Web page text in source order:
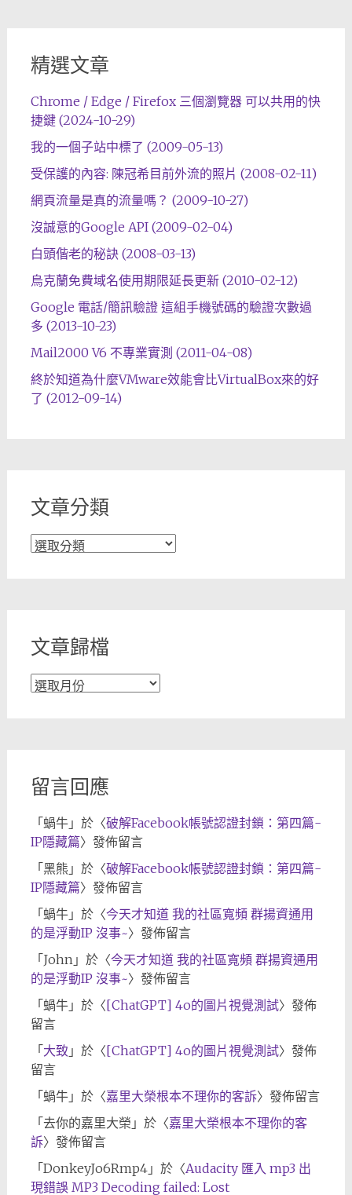
精選文章
Chrome / Edge / Firefox 三個瀏覽器 可以共用的快
捷鍵 (2024-10-29)
我的一個子站中標了 (2009-05-13)
受保護的內容: 陳冠希目前外流的照片 (2008-02-11)
網頁流量是真的流量嗎？ (2009-10-27)
沒誠意的Google API (2009-02-04)
白頭偕老的秘訣 (2008-03-13)
烏克蘭免費域名使用期限延長更新 (2010-02-12)
Google 電話/簡訊驗證 這組手機號碼的驗證次數過
多 (2013-10-23)
Mail2000 V6 不專業實測 (2011-04-08)
終於知道為什麼VMware效能會比VirtualBox來的好
了 (2012-09-14)
文章分類
文
文章歸檔
文
留言回應
「蝸牛」於〈破解Facebook帳號認證封鎖：第四篇-
IP隱藏篇〉發佈留言
「黑熊 」於〈破解Facebook帳號認證封鎖：第四篇-
IP隱藏篇〉發佈留言
「蝸牛」於〈今天才知道 我的社區寬頻 群揚資通用
的是浮動IP 沒事~〉發佈留言
「John 」於〈今天才知道 我的社區寬頻 群揚資通用
的是浮動IP 沒事~〉發佈留言
「蝸牛」於〈[ChatGPT] 4o的圖片視覺測試〉發佈
留言
「大致 」於〈[ChatGPT] 4o的圖片視覺測試〉發佈
留言
「蝸牛」於〈嘉里大榮根本不理你的客訴〉發佈留言
「去你的嘉里大榮 」於〈嘉里大榮根本不理你的客
訴〉發佈留言
「DonkeyJo6Rmp4」於〈Audacity 匯入 mp3 出
現錯誤 MP3 Decoding failed: Lost